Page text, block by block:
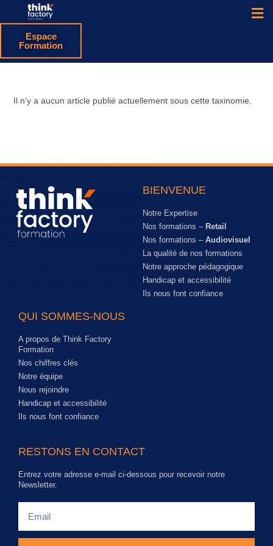
Espace
Formation
Il n’y a aucun article publié actuellement sous cette taxinomie.
BIENVENUE
Notre Expertise
Nos formations – Retail
Nos formations – Audiovisuel
La qualité de nos formations
Notre approche pédagogique
Handicap et accessibilité
Ils nous font confiance
QUI SOMMES-NOUS
A propos de Think Factory
Formation
Nos chiffres clés
Notre équipe
Nous rejoindre
Handicap et accessibilité
Ils nous font confiance
RESTONS EN CONTACT
Entrez votre adresse e-mail ci-dessous pour recevoir notre
Newsletter.